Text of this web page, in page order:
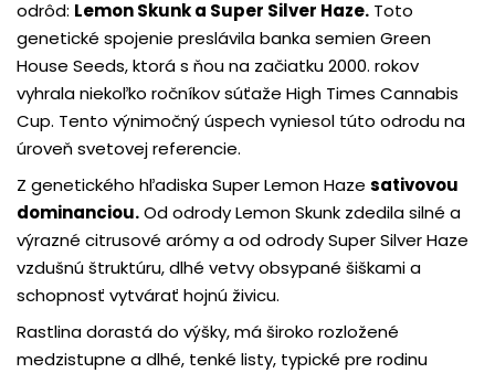
odrôd: Lemon Skunk a Super Silver Haze. Toto
genetické spojenie preslávila banka semien Green
House Seeds, ktorá s ňou na začiatku 2000. rokov
vyhrala niekoľko ročníkov súťaže High Times Cannabis
Cup. Tento výnimočný úspech vyniesol túto odrodu na
úroveň svetovej referencie.
Z genetického hľadiska Super Lemon Haze sativovou
dominanciou.Od odrody Lemon Skunk zdedila silné a
výrazné citrusové arómy a od odrody Super Silver Haze
vzdušnú štruktúru, dlhé vetvy obsypané šiškami a
schopnosť vytvárať hojnú živicu.
Rastlina dorastá do výšky, má široko rozložené
medzistupne a dlhé, tenké listy, typické pre rodinu